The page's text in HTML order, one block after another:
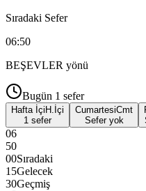
Sıradaki Sefer
06:50
BEŞEVLER yönü
Bugün 1 sefer
Hafta İçi H.İçi
1 sefer
CumartesiCmt
Sefer yok
06
50
00Sıradaki
15Gelecek
30Geçmiş